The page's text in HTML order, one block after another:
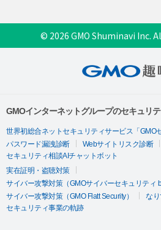
© 2026 GMO Shuminavi Inc.